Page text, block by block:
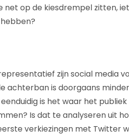
op de kiesdrempel zitten,
zijn social media
achterban is doorgaans
is het waar het
Is dat te analyseren uit
verkiezingen met Twitter